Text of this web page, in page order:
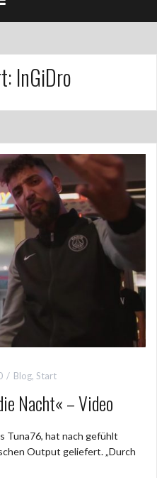
InGiDro
Blog, Start
Nacht« – Video
Tuna76, hat nach gefühlt
Output geliefert. „Durch